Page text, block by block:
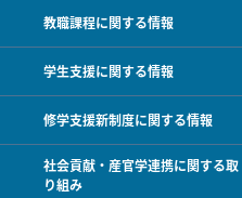
教職課程に関する情報
学生支援に関する情報
修学支援新制度に関する情報
社会貢献・産官学連携に関する取
り組み